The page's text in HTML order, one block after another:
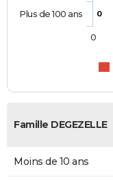
0
Plus de 100 ans
0
Famille DEGEZELLE
Moins de 10 ans